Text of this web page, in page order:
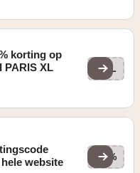
korting op
PARIS XL
BEL
website
21%